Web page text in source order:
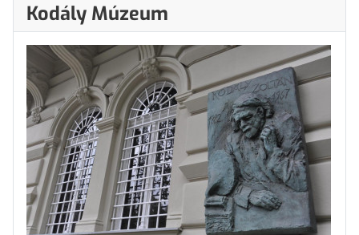
Kodály Múzeum